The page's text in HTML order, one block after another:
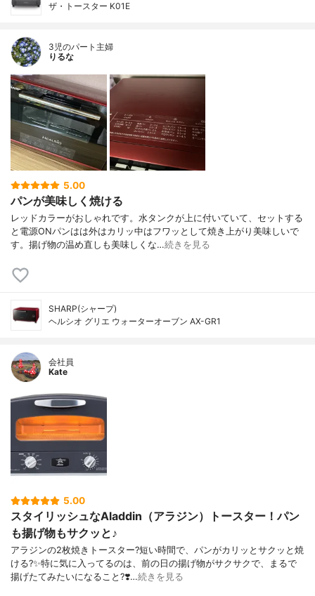
ザ・トースター K01E
3児のパート主婦
りるな
5.00
パンが美味しく焼ける
レッドカラーがおしゃれです。水タンクが上に付いていて、セットする
と電源ONパンはは外はカリッ中はフワッとして焼き上がり美味しいで
す。揚げ物の温め直しも美味しくな…続きを見る
SHARP(シャープ)
ヘルシオ グリエ ウォーターオーブン AX-GR1
会社員
Kate
5.00
スタイリッシュなAladdin（アラジン）トースター！パン
も揚げ物もサクッと♪
アラジンの2枚焼きトースター?短い時間で、パンがカリッとサクッと焼
ける?✨特に気に入ってるのは、前の日の揚げ物がサクサクで、まるで
揚げたてみたいになること?❣️…続きを見る